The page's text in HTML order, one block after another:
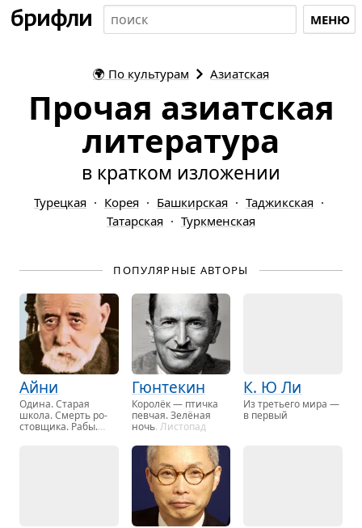
МЕНЮ
🌍 По культурам Азиатская
Прочая азиатская
литература
в кратком изложении
Турецкая Корея Башкирская
Таджикская
Татарская
Туркменская
ПОПУЛЯРНЫЕ АВТОРЫ
Айни
Одина. Ста­рая
школа. Смерть ро­
стов­щи­ка. Рабы.
Гюнтекин
Ко­ролёк — птич­ка
пев­чая. Зелё­ная
ночь. Ли­сто­пад
К. Ю Ли
Из тре­тье­го мира —
в пер­вый